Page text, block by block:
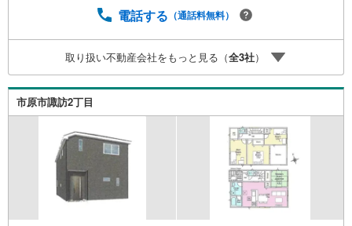
ス完備■急な雨でも安心のインナーバルコニー■カースペー
ら株式会社アフィオにお任せください！● お客様の一生の
宝物になるお家探しの、心強いパートナーになれるよう全
力でサポート致します！ご見学やご相談には迅速にご対応
致します！お気軽にお問合せ下さいませ！
電話する （通話料無料）
取り扱い不動産会社をもっと見る（全3社）
市原市諏訪2丁目